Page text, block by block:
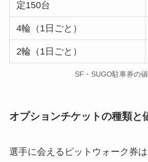
定150台
4輪（1日ごと）
2輪（1日ごと）
SF・SUGO駐車券の
オプションチケットの種類と
選手に会えるピットウォーク券